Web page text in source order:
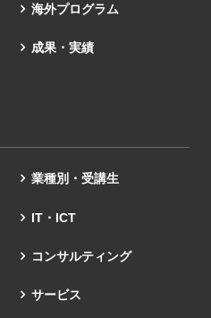
海外プログラム
成果・実績
業種別・受講生
IT・ICT
コンサルティング
サービス